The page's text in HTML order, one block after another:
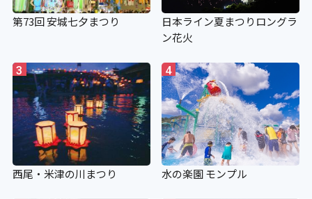
第73回 安城七夕まつり
日本ライン夏まつりロングラ
ン花火
3
西尾・米津の川まつり
4
水の楽園 モンプル